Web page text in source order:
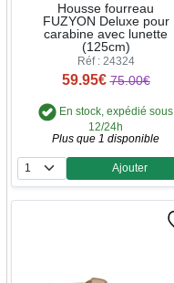
Housse fourreau
FUZYON Deluxe pour
carabine avec lunette
(125cm)
Réf : 24324
59.95€ 75.00€
En stock, expédié sous
12/24h
Plus que 1 disponible
Quantité
Ajouter